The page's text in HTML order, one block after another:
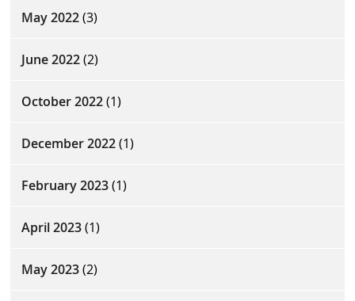
May 2022(3)
June 2022(2)
October 2022(1)
December 2022(1)
February 2023(1)
April 2023(1)
May 2023(2)